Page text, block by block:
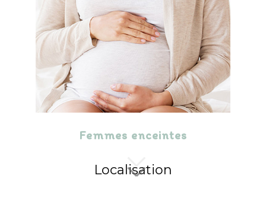
Femmes enceintes
Localisation